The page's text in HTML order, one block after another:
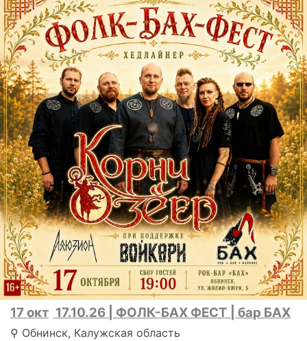
17 окт 17.10.26 | ФОЛК-БАХ ФЕСТ | бар БАХ
⚲ Обнинск, Калужская область